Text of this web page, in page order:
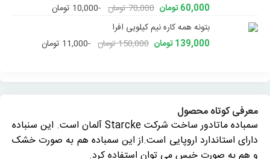
60,000 تومان
70,000 تومان
-10,000 تومان
بتونه همه کاره نیم کیلویی افرا
139,000 تومان
150,000 تومان -11,000 تومان
معرفی کوتاه محصول
سمباده ماتادور ساخت شرکت Starcke آلمان است. این سنباده
دارای استاندارد اروپایی است.از این سمباده هم به صورت خشک
و هم به صورت خیس می توان استفاده کرد.